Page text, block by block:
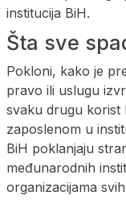
institucija BiH.
Šta sve
Pokloni, kako je
pravo ili uslugu
svaku drugu korist
zaposlenom u
BiH poklanjaju
međunarodnih
organizacijama